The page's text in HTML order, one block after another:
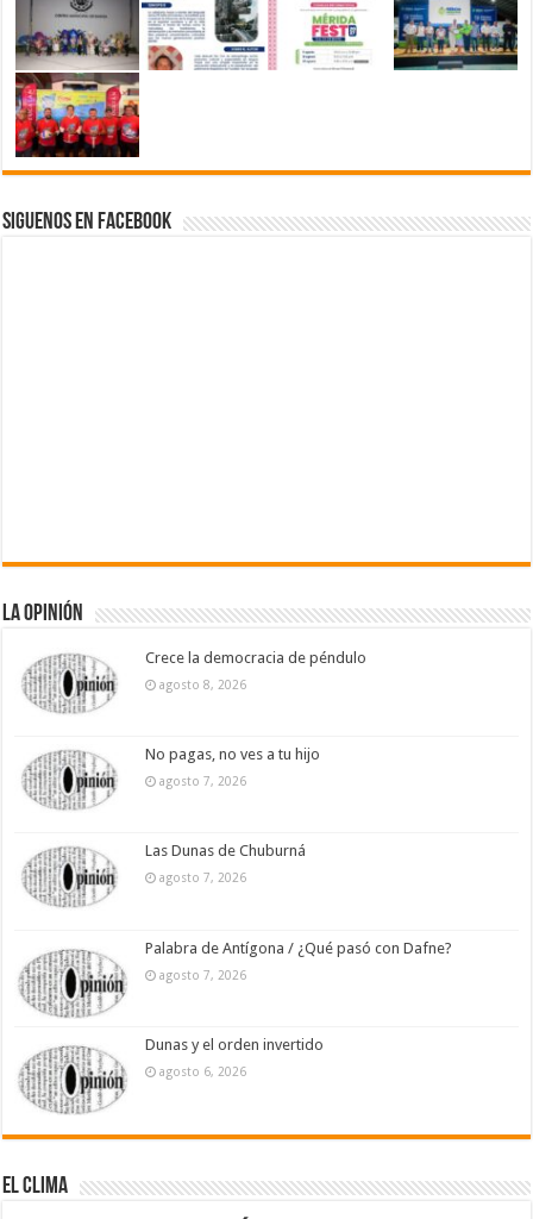
Siguenos en Facebook
La Opinión
Crece la democracia de péndulo
agosto 8, 2026
No pagas, no ves a tu hijo
agosto 7, 2026
Las Dunas de Chuburná
agosto 7, 2026
Palabra de Antígona / ¿Qué pasó con Dafne?
agosto 7, 2026
Dunas y el orden invertido
agosto 6, 2026
El Clima